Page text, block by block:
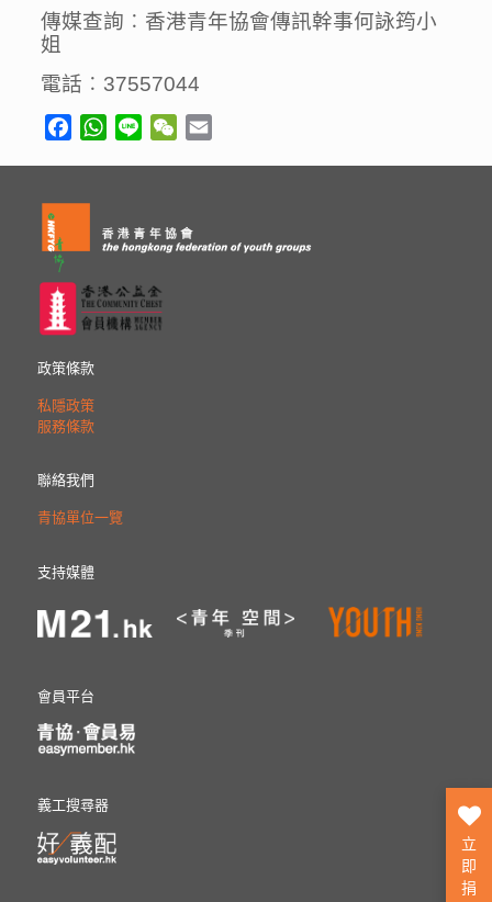
傳媒查詢︰香港青年協會傳訊幹事何詠筠小
姐
電話︰37557044
FacebookWhatsApp
Line WeChat
政策條款
私隱政策
服務條款
聯絡我們
青協單位一覽
支持媒體
會員平台
義工搜尋器
立
即
捐